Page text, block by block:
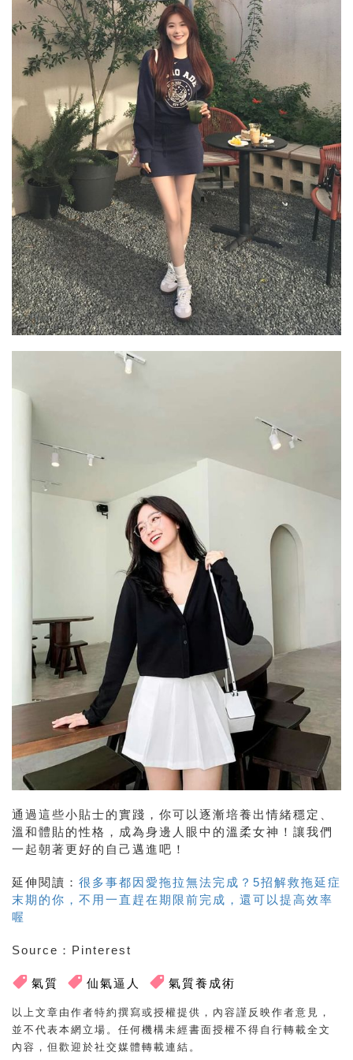
通過這些小貼士的實踐，你可以逐漸培養出情緒穩定、
溫和體貼的性格，成為身邊人眼中的溫柔女神！讓我們
一起朝著更好的自己邁進吧！
延伸閱讀： 很多事都因愛拖拉無法完成？5招解救拖延症
末期的你，不用一直趕在期限前完成，還可以提高效率
喔
Source：Pinterest
氣質 仙氣逼人 氣質養成術
以上文章由作者特約撰寫或授權提供，內容謹反映作者意見，
並不代表本網立場。任何機構未經書面授權不得自行轉載全文
內容，但歡迎於社交媒體轉載連結。